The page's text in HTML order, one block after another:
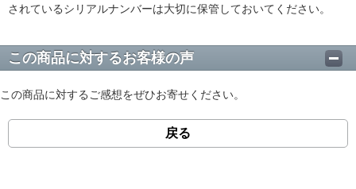
されているシリアルナンバーは大切に保管しておいてください。
この商品に対するお客様の声
この商品に対するご感想をぜひお寄せください。
戻る